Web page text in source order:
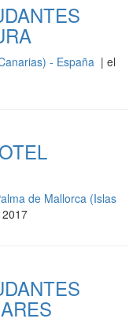
- España | el
de Mallorca (Islas